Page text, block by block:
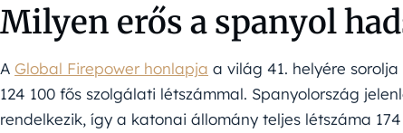
Milyen erős a spanyol
A Global Firepower honlapja a világ 41. helyére
124 100 fős szolgálati létszámmal. Spanyolország
rendelkezik, így a katonai állomány teljes létszáma